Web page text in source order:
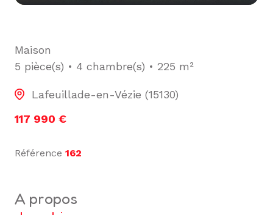
Maison
5 pièce(s)
4 chambre(s) 225 m²
Lafeuillade-en-Vézie (15130)
117 990 €
Référence 162
a propos